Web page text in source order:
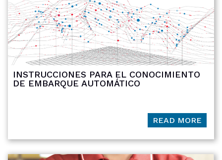
INSTRUCCIONES PARA EL CONOCIMIENTO
DE EMBARQUE AUTOMÁTICO
READ MORE